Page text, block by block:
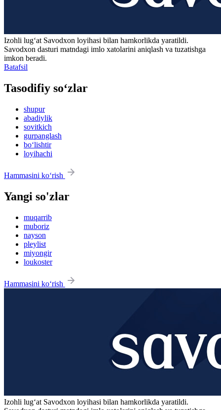
Izohli lugʻat Savodxon loyihasi bilan hamkorlikda yaratildi.
Savodxon dasturi matndagi imlo xatolarini aniqlash va tuzatishga
imkon beradi.
Batafsil
Tasodifiy so‘zlar
shupur
abadiylik
sovitkich
gurpanglash
bo‘lishtir
loyihachi
Hammasini ko‘rish
Yangi so'zlar
muqarrib
muboriz
nayson
pleylist
miyongir
loukoster
Hammasini ko‘rish
Izohli lugʻat Savodxon loyihasi bilan hamkorlikda yaratildi.